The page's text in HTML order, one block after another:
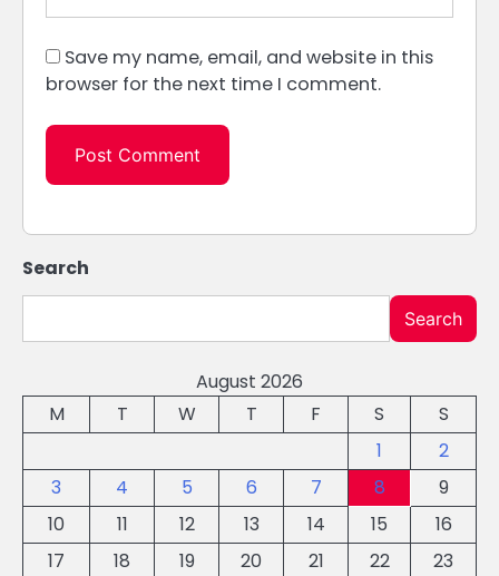
Save my name, email, and website in this
browser for the next time I comment.
Search
Search
August 2026
M
T W T F S
S
1
2
3
4 5 6 7 8
9
10
11 12 13 14 15
16
17
18 19 20 21 22
23